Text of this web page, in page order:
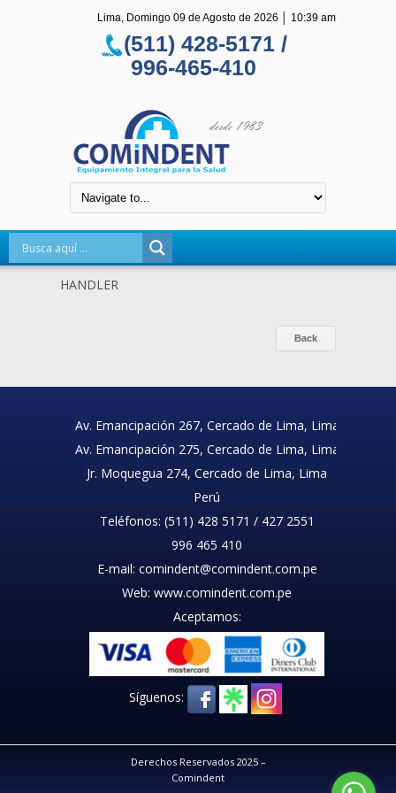
Lima, Domingo 09 de Agosto de 2026 10:39 am
(511) 428-5171 /
996-465-410
HANDLER
Av. Emancipación 267, Cercado de Lima, Lima
Av. Emancipación 275, Cercado de Lima, Lima
Jr. Moquegua 274, Cercado de Lima, Lima
Perú
Teléfonos: (511) 428 5171 / 427 2551
996 465 410
E-mail: comindent@comindent.com.pe
Web: www.comindent.com.pe
Aceptamos:
Síguenos:
Derechos Reservados 2025 –
Comindent